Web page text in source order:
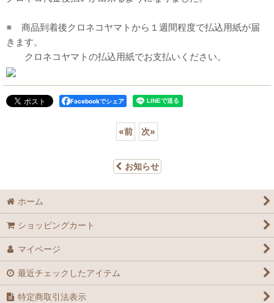
※ 商品到着後クロネコヤマトから１週間程度で払込用紙が届
きます。
クロネコヤマトの払込用紙でお支払いください。
Facebookでシェア
«前 次»
お知らせ
ホーム
ショッピングカート
マイページ
最近チェックしたアイテム
特定商取引法表示